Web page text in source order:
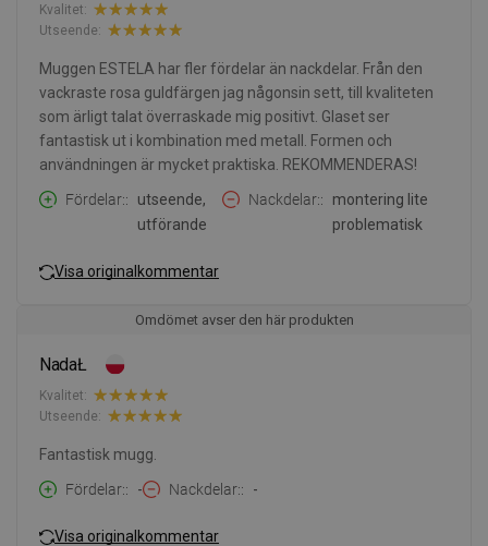
Kvalitet:
Utseende:
Muggen ESTELA har fler fördelar än nackdelar. Från den
vackraste rosa guldfärgen jag någonsin sett, till kvaliteten
som ärligt talat överraskade mig positivt. Glaset ser
fantastisk ut i kombination med metall. Formen och
användningen är mycket praktiska. REKOMMENDERAS!
Fördelar:
utseende,
utförande
Nackdelar:
montering lite
problematisk
Visa originalkommentar
Omdömet avser den här produkten
NadaŁ
Kvalitet:
Utseende:
Fantastisk mugg.
Fördelar:
- Nackdelar: -
Visa originalkommentar